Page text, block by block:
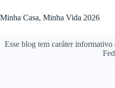
para
o
Minha Casa, Minha Vida 2026
Esse blog tem caráter